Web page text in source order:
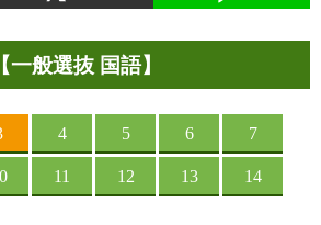
【一般選抜 国語】